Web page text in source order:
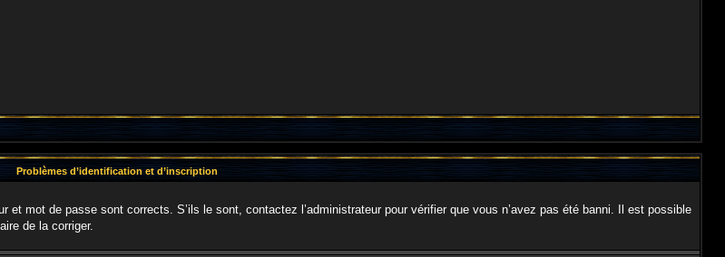
Problèmes d’identification et d’inscription
mot de passe sont corrects. S’ils le sont, contactez l’administrateur pour vérifier que vous n’avez pas été banni. Il est possible
de la corriger.